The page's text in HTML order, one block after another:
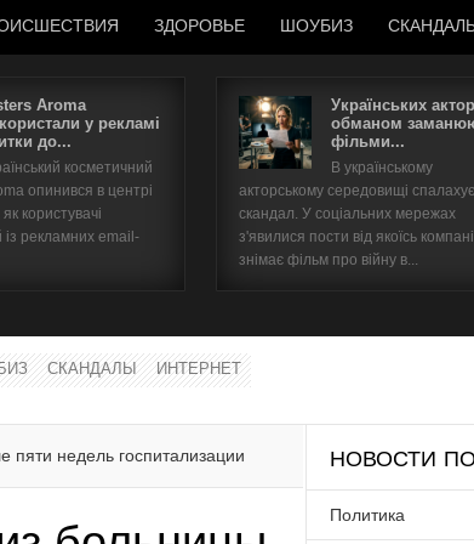
ЗДОРОВЬЕ ШОУБИЗ
Aroma
у рекламі
до...
косметичний
опинився в центрі
користувачі
із рекламних email-
Українських
обманом
фільми...
В українському
акторському середовищі спалахує
скандал. У соціальних мережах
з'явилися пости від якоїсь
знімає фільм про війну в...
СКАНДАЛЫ ИНТЕРНЕТ
недель госпитализации НОВОСТИ
Политика
Имя пользователя
Забыли имя пользователя?